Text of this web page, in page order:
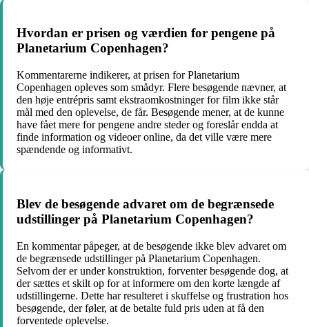
Hvordan er prisen og værdien for pengene på
Planetarium Copenhagen?
Kommentarerne indikerer, at prisen for Planetarium
Copenhagen opleves som smådyr. Flere besøgende nævner, at
den høje entrépris samt ekstraomkostninger for film ikke står
mål med den oplevelse, de får. Besøgende mener, at de kunne
have fået mere for pengene andre steder og foreslår endda at
finde information og videoer online, da det ville være mere
spændende og informativt.
Blev de besøgende advaret om de begrænsede
udstillinger på Planetarium Copenhagen?
En kommentar påpeger, at de besøgende ikke blev advaret om
de begrænsede udstillinger på Planetarium Copenhagen.
Selvom der er under konstruktion, forventer besøgende dog, at
der sættes et skilt op for at informere om den korte længde af
udstillingerne. Dette har resulteret i skuffelse og frustration hos
besøgende, der føler, at de betalte fuld pris uden at få den
forventede oplevelse.